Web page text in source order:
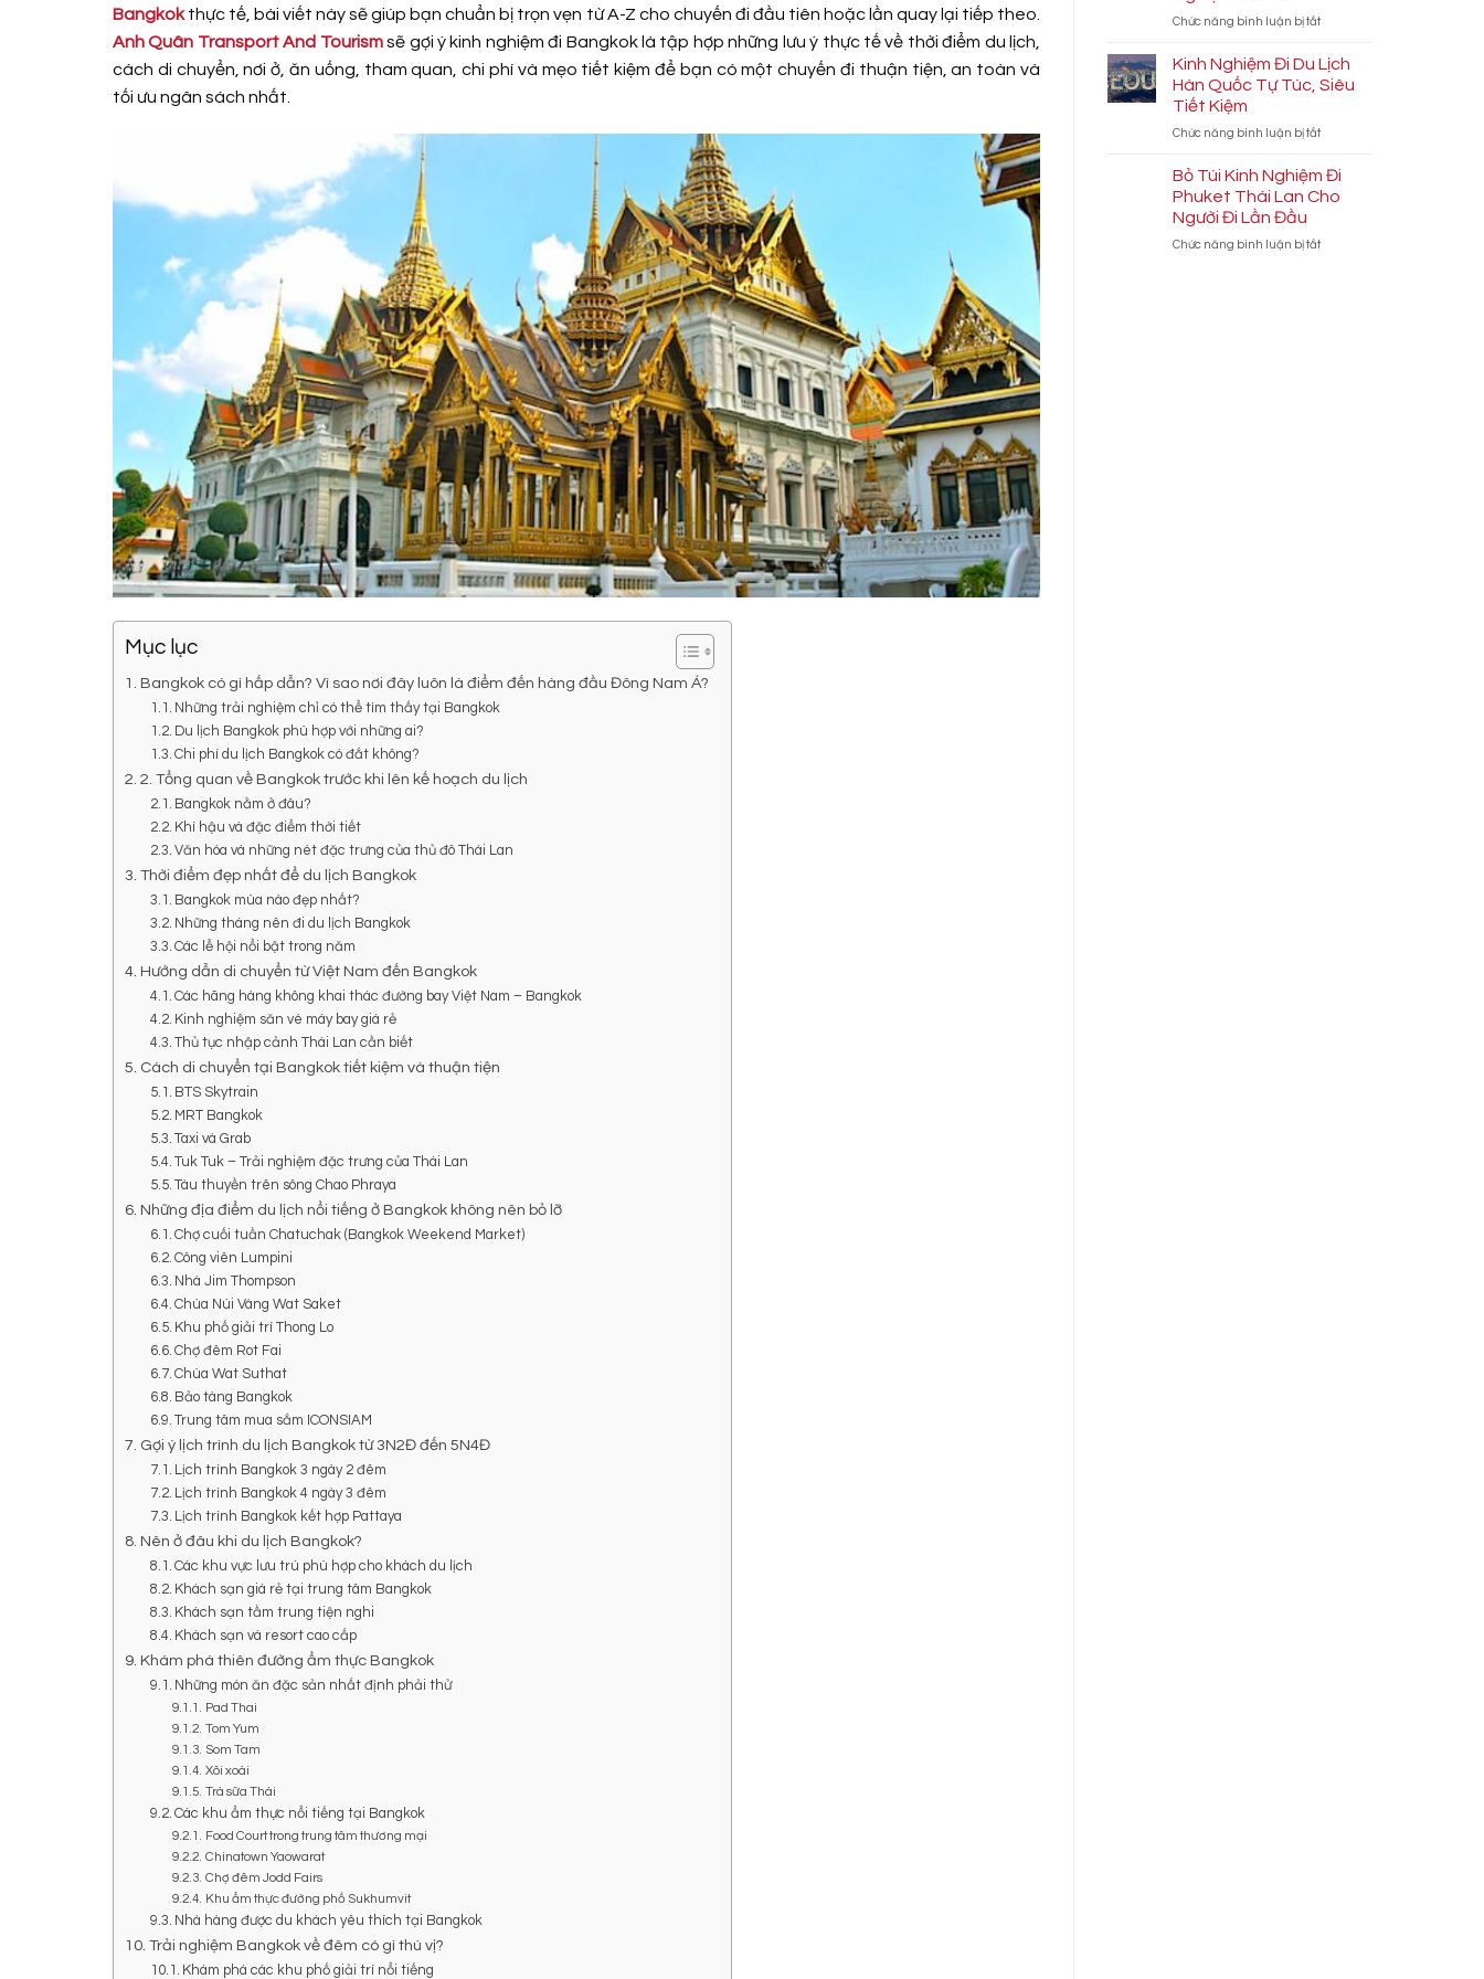
Bangkokthực tế, bài viết này sẽ giúp bạn chuẩn bị trọn vẹn từ A-Z cho chuyến đi đầu tiên hoặc lần quay lại tiếp theo.
Anh Quân Transport And Tourismsẽ gợi ý kinh nghiệm đi Bangkok là tập hợp những lưu ý thực tế về thời điểm du lịch,
cách di chuyển, nơi ở, ăn uống, tham quan, chi phí và mẹo tiết kiệm để bạn có một chuyến đi thuận tiện, an toàn và
tối ưu ngân sách nhất.
Mục lục
Bangkok có gì hấp dẫn? Vì sao nơi đây luôn là điểm đến hàng đầu Đông Nam Á?
Những trải nghiệm chỉ có thể tìm thấy tại Bangkok
Du lịch Bangkok phù hợp với những ai?
Chi phí du lịch Bangkok có đắt không?
2. Tổng quan về Bangkok trước khi lên kế hoạch du lịch
Bangkok nằm ở đâu?
Khí hậu và đặc điểm thời tiết
Văn hóa và những nét đặc trưng của thủ đô Thái Lan
Thời điểm đẹp nhất để du lịch Bangkok
Bangkok mùa nào đẹp nhất?
Những tháng nên đi du lịch Bangkok
Các lễ hội nổi bật trong năm
Hướng dẫn di chuyển từ Việt Nam đến Bangkok
Các hãng hàng không khai thác đường bay Việt Nam – Bangkok
Kinh nghiệm săn vé máy bay giá rẻ
Thủ tục nhập cảnh Thái Lan cần biết
Cách di chuyển tại Bangkok tiết kiệm và thuận tiện
BTS Skytrain
MRT Bangkok
Taxi và Grab
Tuk Tuk – Trải nghiệm đặc trưng của Thái Lan
Tàu thuyền trên sông Chao Phraya
Những địa điểm du lịch nổi tiếng ở Bangkok không nên bỏ lỡ
Chợ cuối tuần Chatuchak (Bangkok Weekend Market)
Công viên Lumpini
Nhà Jim Thompson
Chùa Núi Vàng Wat Saket
Khu phố giải trí Thong Lo
Chợ đêm Rot Fai
Chùa Wat Suthat
Bảo tàng Bangkok
Trung tâm mua sắm ICONSIAM
Gợi ý lịch trình du lịch Bangkok từ 3N2Đ đến 5N4Đ
Lịch trình Bangkok 3 ngày 2 đêm
Lịch trình Bangkok 4 ngày 3 đêm
Lịch trình Bangkok kết hợp Pattaya
Nên ở đâu khi du lịch Bangkok?
Các khu vực lưu trú phù hợp cho khách du lịch
Khách sạn giá rẻ tại trung tâm Bangkok
Khách sạn tầm trung tiện nghi
Khách sạn và resort cao cấp
Khám phá thiên đường ẩm thực Bangkok
Những món ăn đặc sản nhất định phải thử
Pad Thai
Tom Yum
Som Tam
Xôi xoài
Trà sữa Thái
Các khu ẩm thực nổi tiếng tại Bangkok
Food Court trong trung tâm thương mại
Chinatown Yaowarat
Chợ đêm Jodd Fairs
Khu ẩm thực đường phố Sukhumvit
Nhà hàng được du khách yêu thích tại Bangkok
Trải nghiệm Bangkok về đêm có gì thú vị?
Khám phá các khu phố giải trí nổi tiếng
Kiên
Bí
Kíp
Thước
Cực
Chất
Chức năng bình luận bị tắtở
Nang
Du
Hy
Túc
2026:
Từ
Kinh Nghiệm Đi Du Lịch
Hàn Quốc Tự Túc, Siêu
Tiết Kiệm
Chức năng bình luận bị tắtở
Nghiệm
Đi
Hàn
Bỏ Túi Kinh Nghiệm Đi
Phuket Thái Lan Cho
Người Đi Lần Đầu
Chức năng bình luận bị tắtở